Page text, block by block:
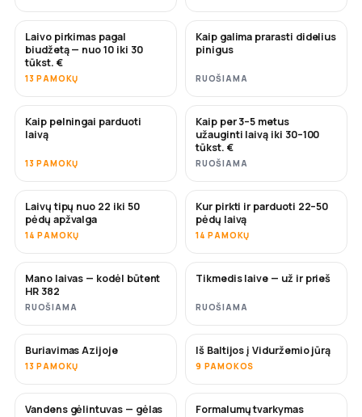
NETRUKUS
Laivo pirkimas pagal
biudžetą — nuo 10 iki 30
tūkst. €
13 PAMOKŲ
NETRUKUS
Kaip galima prarasti didelius
pinigus
RUOŠIAMA
NAUJA
Kaip pelningai parduoti
laivą
13 PAMOKŲ
NAUJA
Kaip per 3–5 metus
užauginti laivą iki 30–100
tūkst. €
RUOŠIAMA
NETRUKUS
Laivų tipų nuo 22 iki 50
pėdų apžvalga
14 PAMOKŲ
NETRUKUS
Kur pirkti ir parduoti 22–50
pėdų laivą
14 PAMOKŲ
NETRUKUS
Mano laivas — kodėl būtent
HR 382
RUOŠIAMA
NETRUKUS
Tikmedis laive — už ir prieš
RUOŠIAMA
NETRUKUS
Buriavimas Azijoje
13 PAMOKŲ
NETRUKUS
Iš Baltijos į Viduržemio jūrą
9 PAMOKOS
NETRUKUS
Vandens gėlintuvas — gėlas
Formalumų tvarkymas